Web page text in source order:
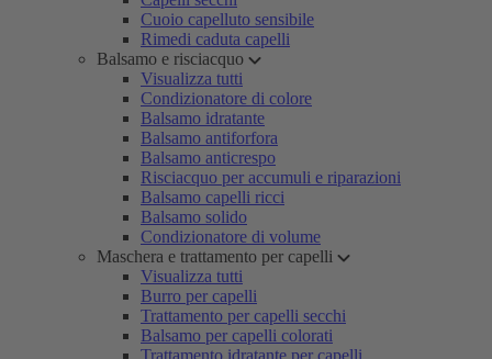
Cuoio capelluto sensibile
Rimedi caduta capelli
Balsamo e risciacquo
Visualizza tutti
Condizionatore di colore
Balsamo idratante
Balsamo antiforfora
Balsamo anticrespo
Risciacquo per accumuli e riparazioni
Balsamo capelli ricci
Balsamo solido
Condizionatore di volume
Maschera e trattamento per capelli
Visualizza tutti
Burro per capelli
Trattamento per capelli secchi
Balsamo per capelli colorati
Trattamento idratante per capelli